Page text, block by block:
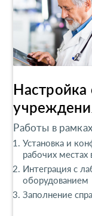
Настройка
Работы в
Установка и
рабочих
Интеграция с
оборудованием
Заполнение